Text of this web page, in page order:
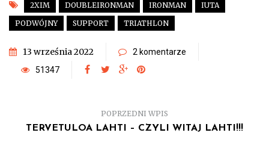
2XIM DOUBLEIRONMAN IRONMAN
IUTA
PODWÓJNY
SUPPORT TRIATHLON
13 września 2022
2 komentarze
51347
POPRZEDNI WPIS
TERVETULOA LAHTI – CZYLI WITAJ LAHTI!!!